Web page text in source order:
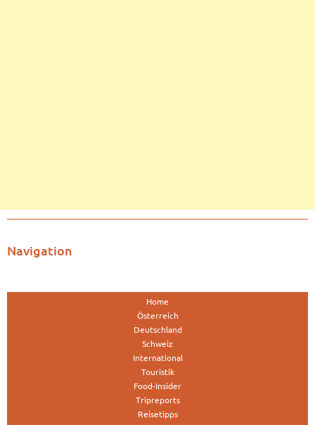
Navigation
Home
Österreich
Deutschland
Schweiz
International
Touristik
Food-Insider
Tripreports
Reisetipps